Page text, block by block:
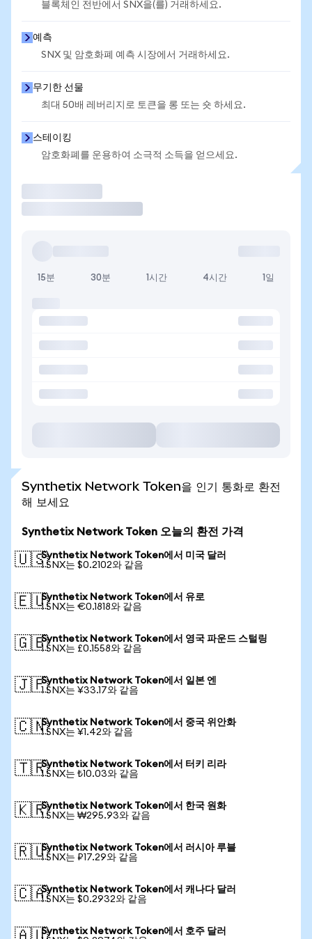
블록체인 전반에서 SNX을(를) 거래하세요.
예측
SNX 및 암호화폐 예측 시장에서 거래하세요.
무기한 선물
최대 50배 레버리지로 토큰을 롱 또는 숏 하세요.
스테이킹
암호화폐를 운용하여 소극적 소득을 얻으세요.
15분 30분 1시간 4시간 1일
Synthetix Network Token을 인기 통화로 환전
해 보세요
Synthetix Network Token 오늘의 환전 가격
🇺🇸Synthetix Network Token에서 미국 달러
1 SNX는 $0.2102와 같음
🇪🇺Synthetix Network Token에서 유로
1 SNX는 €0.1818와 같음
🇬🇧Synthetix Network Token에서 영국 파운드 스털링
1 SNX는 £0.1558와 같음
🇯🇵Synthetix Network Token에서 일본 엔
1 SNX는 ¥33.17와 같음
🇨🇳Synthetix Network Token에서 중국 위안화
1 SNX는 ¥1.42와 같음
🇹🇷Synthetix Network Token에서 터키 리라
1 SNX는 ₺10.03와 같음
🇰🇷Synthetix Network Token에서 한국 원화
1 SNX는 ₩295.93와 같음
🇷🇺Synthetix Network Token에서 러시아 루블
1 SNX는 ₽17.29와 같음
🇨🇦Synthetix Network Token에서 캐나다 달러
1 SNX는 $0.2932와 같음
Synthetix Network Token에서 호주 달러